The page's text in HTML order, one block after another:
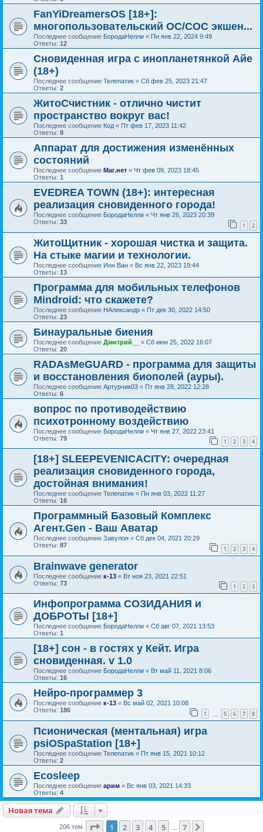
FanYiDreamersOS [18+]:
многопользовательский ОС/СОС экшен...
Последнее сообщение БородаНелли « Пн янв 22, 2024 9:49
Ответы: 12
Сновиденная игра с инопланетянкой Айе
(18+)
Последнее сообщение Телепатик « Сб фев 25, 2023 21:47
Ответы: 2
ЖитоСчистник - отлично чистит
пространство вокруг вас!
Последнее сообщение Код « Пт фев 17, 2023 11:42
Ответы: 8
Аппарат для достижения изменённых
состояний
Последнее сообщение Маг.нет « Чт фев 09, 2023 18:45
Ответы: 1
EVEDREA TOWN (18+): интересная
реализация сновиденного города!
Последнее сообщение БородаНелли « Чт янв 26, 2023 20:39
Ответы: 33 1 2
ЖитоЩитник - хорошая чистка и защита.
На стыке магии и технологии.
Последнее сообщение Инн Ван « Вс янв 22, 2023 19:44
Ответы: 13
Программа для мобильных телефонов
Mindroid: что скажете?
Последнее сообщение НАлександр « Пт дек 30, 2022 14:50
Ответы: 23
Бинауральные биения
Последнее сообщение Дмитрий__ « Сб июн 25, 2022 16:07
Ответы: 20
RADAsMeGUARD - программа для защиты
и восстановления биополей (ауры).
Последнее сообщение Артурчик03 « Пт янв 28, 2022 12:28
Ответы: 6
вопрос по противодействию
психотронному воздействию
Последнее сообщение БородаНелли « Чт янв 27, 2022 23:41
Ответы: 79 1 2 3 4
[18+] SLEEPEVENICACITY: очередная
реализация сновиденного города,
достойная внимания!
Последнее сообщение Телепатик « Пн янв 03, 2022 11:27
Ответы: 16
Программный Базовый Комплекс
Агент.Gen - Ваш Аватар
Последнее сообщение Завулон « Сб дек 04, 2021 20:29
Ответы: 87 1 2 3 4
Brainwave generator
Последнее сообщение к-13 « Вт ноя 23, 2021 22:51
Ответы: 73 1 2 3
Инфопрограмма СОЗИДАНИЯ и
ДОБРОТЫ [18+]
Последнее сообщение БородаНелли « Сб авг 07, 2021 13:53
Ответы: 1
[18+] сон - в гостях у Кейт. Игра
сновиденная. v 1.0
Последнее сообщение БородаНелли « Вт май 11, 2021 8:06
Ответы: 16
Нейро-программер 3
Последнее сообщение к-13 « Вс май 02, 2021 10:08
Ответы: 186 1 5 6 7 8
Псионическая (ментальная) игра
psiOSpaStation [18+]
Последнее сообщение Телепатик « Пт янв 15, 2021 10:12
Ответы: 2
Ecosleep
Последнее сообщение арим « Вс янв 03, 2021 14:33
Ответы: 4
Новая тема
206 тем Страница из
1 2 3 4 5 7